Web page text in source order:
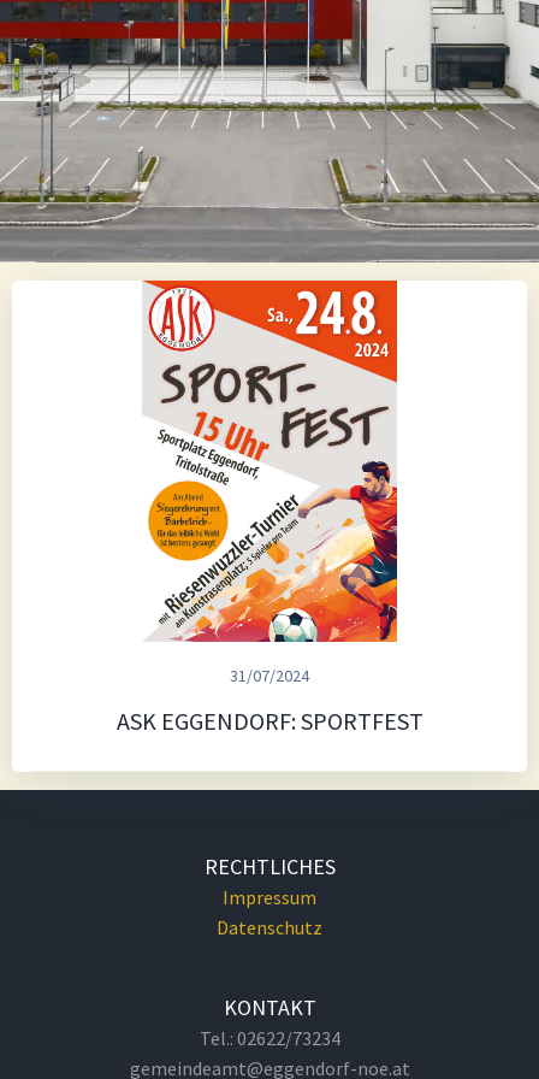
31/07/2024
ASK EGGENDORF: SPORTFEST
RECHTLICHES
Impressum
Datenschutz
KONTAKT
Tel.: 02622/73234
gemeindeamt@eggendorf-noe.at